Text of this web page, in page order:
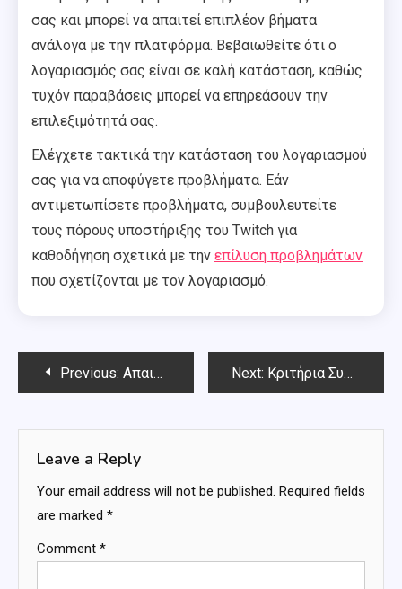
σας και μπορεί να απαιτεί επιπλέον βήματα
ανάλογα με την πλατφόρμα. Βεβαιωθείτε ότι ο
λογαριασμός σας είναι σε καλή κατάσταση, καθώς
τυχόν παραβάσεις μπορεί να επηρεάσουν την
επιλεξιμότητά σας.
Ελέγχετε τακτικά την κατάσταση του λογαριασμού
σας για να αποφύγετε προβλήματα. Εάν
αντιμετωπίσετε προβλήματα, συμβουλευτείτε
τους πόρους υποστήριξης του Twitch για
καθοδήγηση σχετικά με την επίλυση προβλημάτων
που σχετίζονται με τον λογαριασμό.
PostPrevious: Απαιτήσεις Δέρματος Ζώων: Διακυμάνσεις ειδών, Απαιτήσεις αξιώσεων, Εποχιακά γεγονότα Next: Κριτήρια Συμμετοχής: Κατάσταση λογαριασμού, Απαιτήσεις προβολής, Επιλεξιμότητα
Leave a Reply
Your email address will not be published. Required fields
are marked *
Comment *